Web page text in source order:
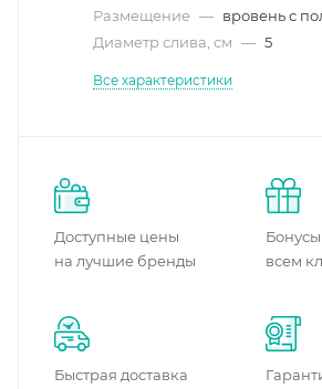
Размещение — вровень с
Диаметр слива, см — 5
Все характеристики
Доступные цены
на лучшие бренды
всем
Быстрая доставка